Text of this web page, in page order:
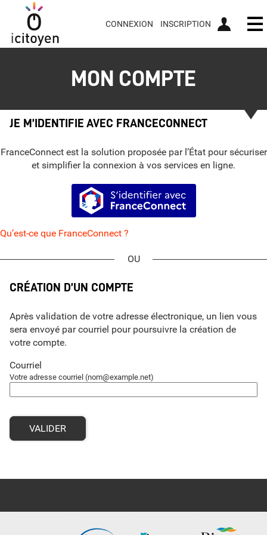
CONNEXION INSCRIPTION
MON COMPTE
JE M’IDENTIFIE AVEC FRANCECONNECT
FranceConnect est la solution proposée par l’État pour sécuriser
et simplifier la connexion à vos services en ligne.
S’identifier avec FranceConnect
Qu’est-ce que FranceConnect ?
CRÉATION D’UN COMPTE
Après validation de votre adresse électronique, un lien vous
sera envoyé par courriel pour poursuivre la création de
votre compte.
Courriel
Votre adresse courriel (nom@example.net)
VALIDER